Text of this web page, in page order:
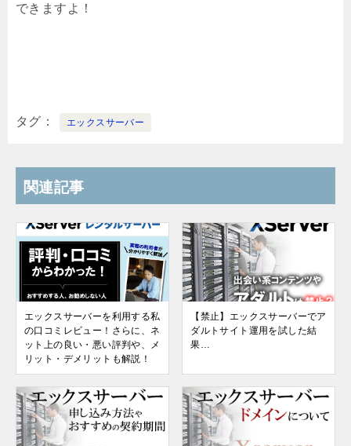
できますよ！
タグ エックスサーバー
関連記事
エックスサーバーを利用する私
の口コミレビュー！さらに、ネ
ット上の良い・悪い評判や、メ
リット・デメリットも解説！
【禁止】エックスサーバーでア
ダルトサイト運用を試した結
果…